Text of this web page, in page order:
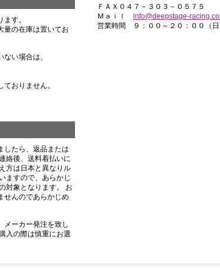
す。
量の在庫は置いてお
い場合は、
おりません。
したら、返品または
絡後、送料着払いに
方は日本と異なりル
ますので、あらかじ
対象となります。 お
せんのであらかじめ
メーカー発注を致し
入の際は慎重にお選
ＦＡＸ０４７－３０３－０５７５
Ｍａｉｌ info@deepstage-
営業時間 ９：００～２０：００（日